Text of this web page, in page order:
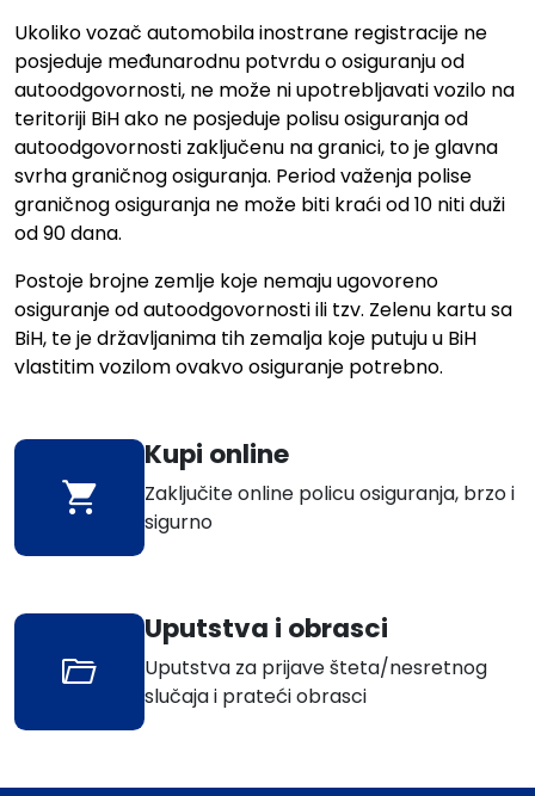
Ukoliko vozač automobila inostrane registracije ne
posjeduje međunarodnu potvrdu o osiguranju od
autoodgovornosti, ne može ni upotrebljavati vozilo na
teritoriji BiH ako ne posjeduje polisu osiguranja od
autoodgovornosti zaključenu na granici, to je glavna
svrha graničnog osiguranja. Period važenja polise
graničnog osiguranja ne može biti kraći od 10 niti duži
od 90 dana.
Postoje brojne zemlje koje nemaju ugovoreno
osiguranje od autoodgovornosti ili tzv. Zelenu kartu sa
BiH, te je državljanima tih zemalja koje putuju u BiH
vlastitim vozilom ovakvo osiguranje potrebno.
Kupi online
Zaključite online policu osiguranja, brzo i
sigurno
Uputstva i obrasci
Uputstva za prijave šteta/nesretnog
slučaja i prateći obrasci